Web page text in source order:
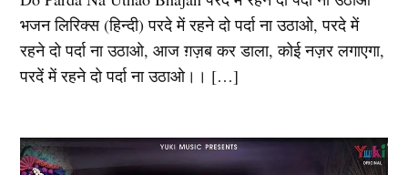
भजन लिरिक्स (हिन्दी) परदे में रहने दो पर्दा ना उठाओ, परदे में
रहने दो पर्दा ना उठाओ, आज ग़ज़ब कर डाला, कोई नज़र लगाएगा,
परदें में रहने दो पर्दा ना उठाओ।। […]